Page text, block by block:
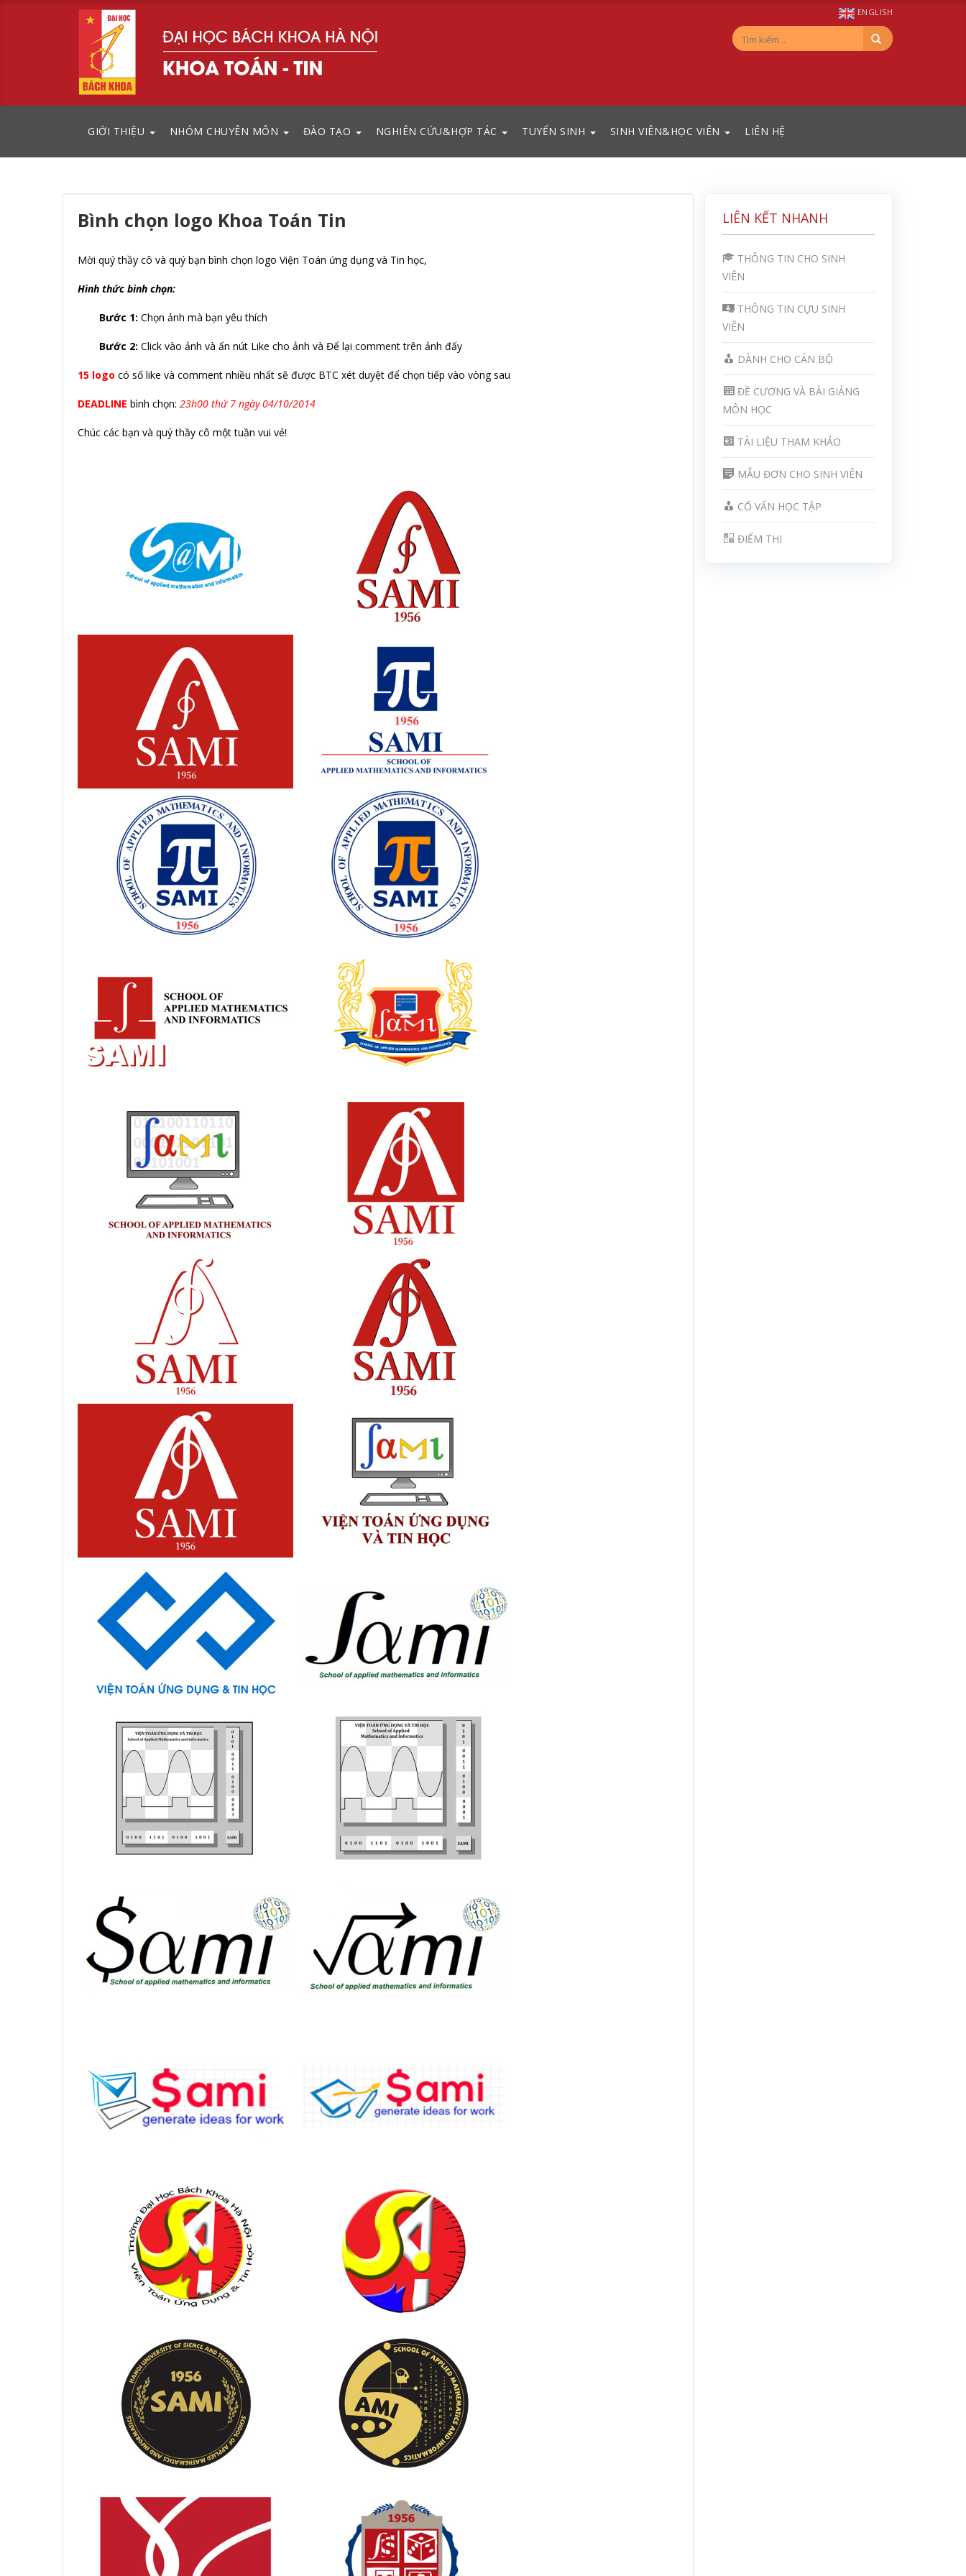
ENGLISH
GIỚI THIỆU NHÓM CHUYÊN MÔN ĐÀO TẠO NGHIÊN CỨU&HỢP TÁC TUYỂN SINH SINH VIÊN&HỌC VIÊN LIÊN HỆ
LIÊN KẾT NHANH
THÔNG TIN CHO SINH
VIÊN
THÔNG TIN CỰU SINH
VIÊN
DÀNH CHO CÁN BỘ
ĐỀ CƯƠNG VÀ BÀI GIẢNG
MÔN HỌC
TÀI LIỆU THAM KHẢO
MẪU ĐƠN CHO SINH VIÊN
CỐ VẤN HỌC TẬP
ĐIỂM THI
Bình chọn logo Khoa Toán Tin
Mời quý thầy cô và quý bạn bình chọn logo Viện Toán ứng dụng và Tin học,
Hình thức bình chọn:
Bước 1: Chọn ảnh mà bạn yêu thích
Bước 2: Click vào ảnh và ấn nút Like cho ảnh và Để lại comment trên ảnh đấy
15 logo có số like và comment nhiều nhất sẽ được BTC xét duyệt để chọn tiếp vào vòng sau
DEADLINE bình chọn: 23h00 thứ 7 ngày 04/10/2014
Chúc các bạn và quý thầy cô một tuần vui vẻ!